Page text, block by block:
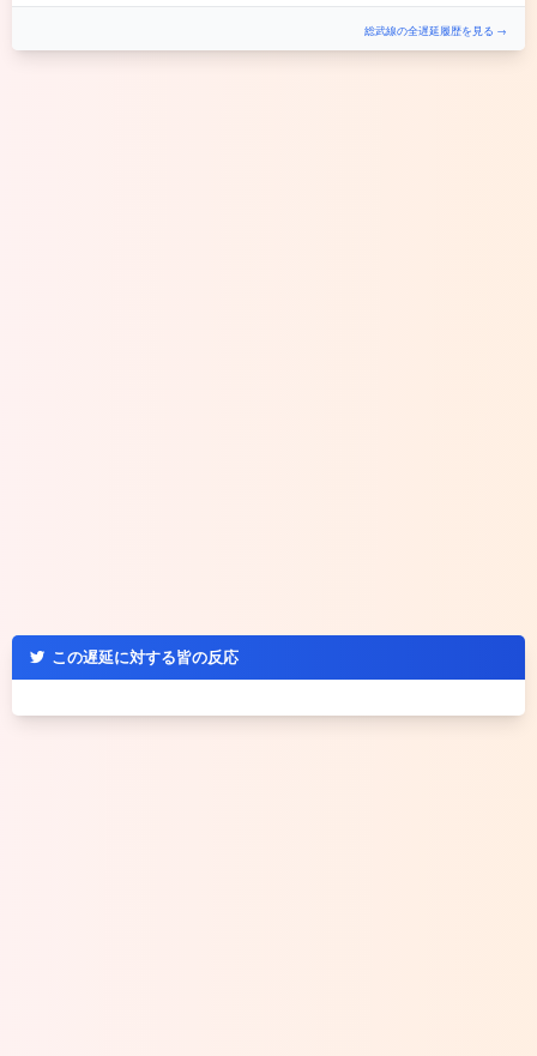
総武線の全遅延履歴を見る →
この遅延に対する皆の反応